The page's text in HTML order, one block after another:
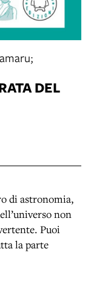
DEL
di astronomia,
non
Puoi
la parte